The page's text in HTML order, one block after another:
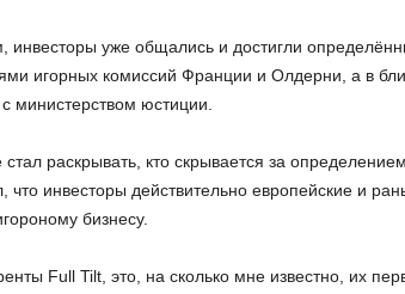
инвесторы уже общались и достигли
игорных комиссий Франции и Олдерни, а в
с министерством юстиции.
раскрывать, кто скрывается за
что инвесторы действительно европейские и
бизнесу.
Full Tilt, это, на сколько мне известно, их